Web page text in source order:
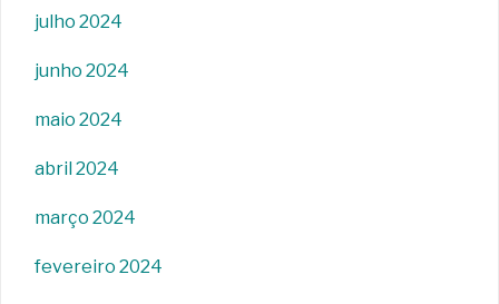
julho 2024
junho 2024
maio 2024
abril 2024
março 2024
fevereiro 2024